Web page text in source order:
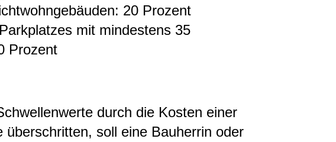
20 Prozent
mit mindestens 35
Prozent
durch die Kosten einer
überschritten, soll eine Bauherrin oder